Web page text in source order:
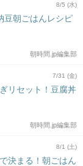
8/5 (水)
豆朝ごはんレシピ
朝時間.jp編集部
7/31 (金)
リセット！豆腐丼
朝時間.jp編集部
8/1 (土)
決まる！朝ごはん